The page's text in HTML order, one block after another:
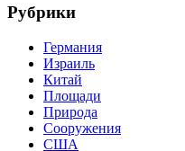
Рубрики
Германия
Израиль
Китай
Площади
Природа
Сооружения
США